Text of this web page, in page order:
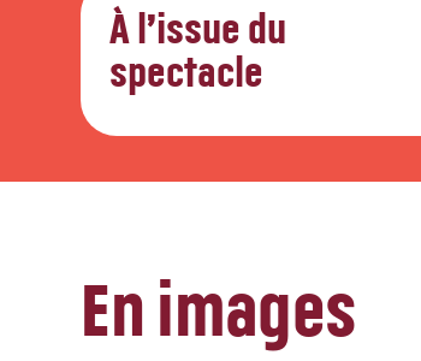
À l’issue du
spectacle
En images